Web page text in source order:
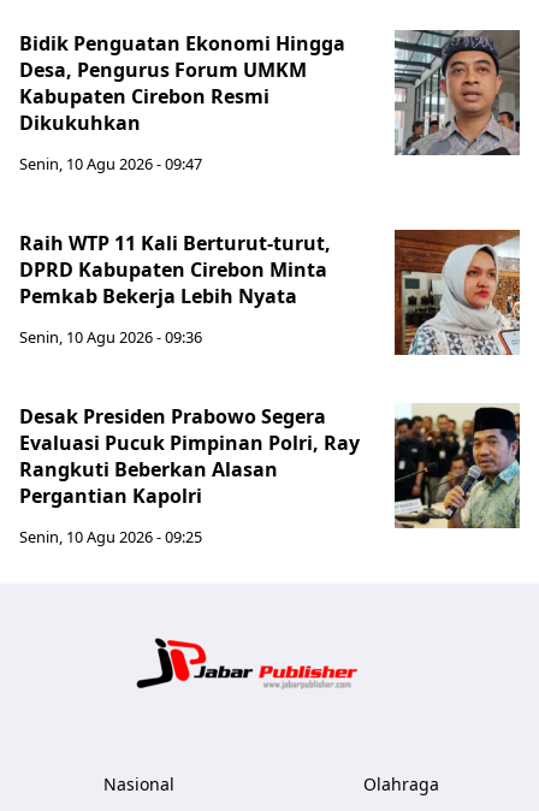
Bidik Penguatan Ekonomi Hingga
Desa, Pengurus Forum UMKM
Kabupaten Cirebon Resmi
Dikukuhkan
Senin, 10 Agu 2026 - 09:47
Raih WTP 11 Kali Berturut-turut,
DPRD Kabupaten Cirebon Minta
Pemkab Bekerja Lebih Nyata
Senin, 10 Agu 2026 - 09:36
Desak Presiden Prabowo Segera
Evaluasi Pucuk Pimpinan Polri, Ray
Rangkuti Beberkan Alasan
Pergantian Kapolri
Senin, 10 Agu 2026 - 09:25
Nasional Olahraga